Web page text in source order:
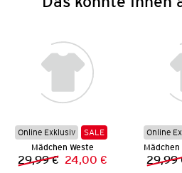
Online Exklusiv
SALE
Mädchen Weste
Vorheriger Preis:
29,99 € Neuer Preis:
24,00 €
Online
29,99